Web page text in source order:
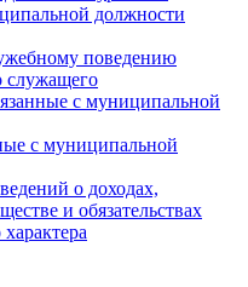
должности
поведению
служащего
с муниципальной
с муниципальной
о доходах,
и обязательствах